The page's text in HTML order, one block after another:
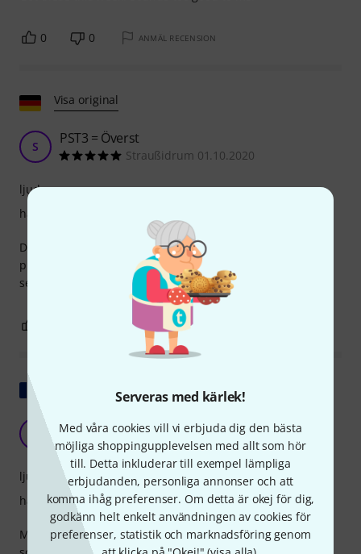
Serveras med kärlek!
Med våra cookies vill vi erbjuda dig den bästa
möjliga shoppingupplevelsen med allt som hör
till. Detta inkluderar till exempel lämpliga
erbjudanden, personliga annonser och att
komma ihåg preferenser. Om detta är okej för dig,
godkänn helt enkelt användningen av cookies för
preferenser, statistik och marknadsföring genom
0 0 ANMÄL RECENSION
Visa original
S PST3 = Överst
Straußidrum 01.10.2020
Du kan inte förvänta dig ett professionellt set för det här
priset, men för priset är siktet och allt annat med det här
setet utmärkt. Perfekt för nybörjare.
ljud
hantverkskvalitet
ANMÄL RECENSION
Fantastiska cymbaler / bra pris
Schilling1038 27.09.2021
Med ett budgetvänligt BIRD-trumset med cymbaler som lät
ljud
hantverkskvalitet